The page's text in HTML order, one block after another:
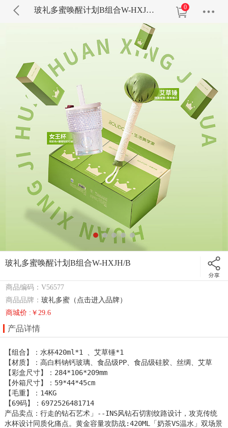
玻礼多蜜唤醒计划B组合W-HXJH/B 0
玻礼多蜜唤醒计划B组合W-HXJH/B
商品编码：V56577
商品品牌：玻礼多蜜（点击进入品牌）
商城价 :￥29.6
产品详情
【组合】：水杯420ml*1 、艾草锤*1
【材质】：高白料钠钙玻璃、食品级PP、食品级硅胶、丝绸、艾草
【彩盒尺寸】：284*106*209mm
【外箱尺寸】：59*44*45cm
【毛重】：14KG
【69码】：6972526481714
产品卖点：行走的钻石艺术」--INS风钻石切割纹路设计，攻克传统
水杯设计同质化痛点。黄金容量攻防战:420ML「奶茶VS温水」双场景